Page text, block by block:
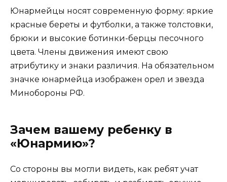
Юнармейцы носят современную форму: яркие
красные береты и футболки, а также толстовки,
брюки и высокие ботинки-берцы песочного
цвета. Члены движения имеют свою
атрибутику и знаки различия. На обязательном
значке юнармейца изображен орел и звезда
Минобороны РФ.
Зачем вашему ребенку в
«Юнармию»?
Со стороны вы могли видеть, как ребят учат